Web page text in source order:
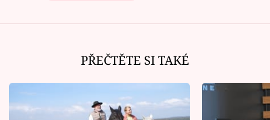
PŘEČTĚTE SI TAKÉ